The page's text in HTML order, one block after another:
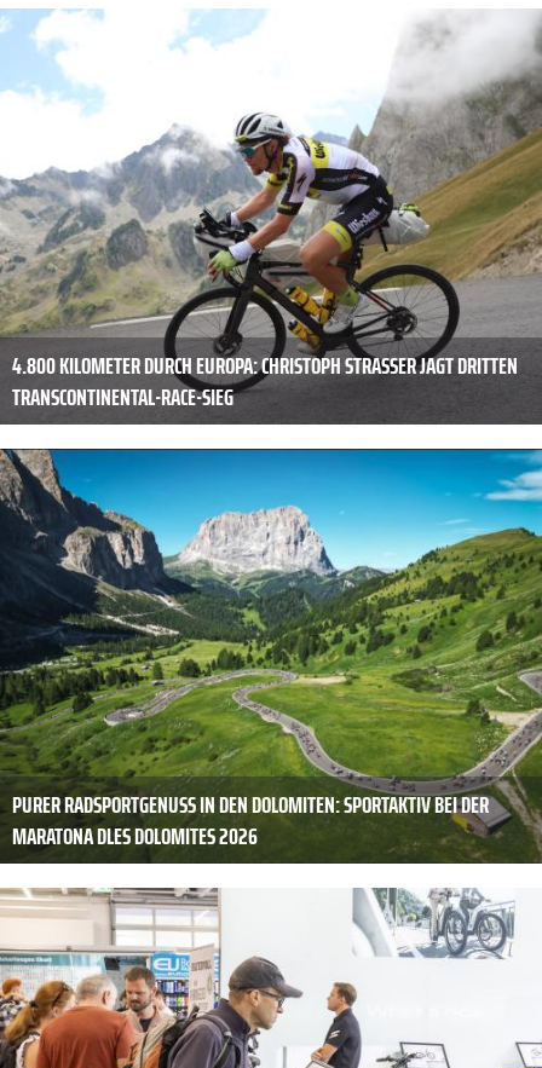
4.800 KILOMETER DURCH EUROPA: CHRISTOPH STRASSER JAGT DRITTEN
TRANSCONTINENTAL-RACE-SIEG
PURER RADSPORTGENUSS IN DEN DOLOMITEN: SPORTAKTIV BEI DER
MARATONA DLES DOLOMITES 2026